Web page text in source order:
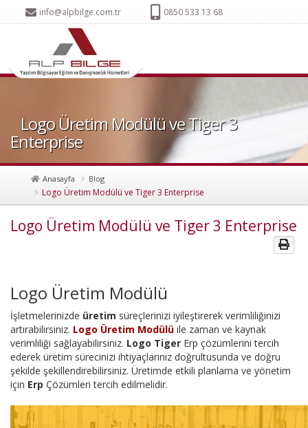
info@alpbilge.com.tr 0850 533 13 68
Logo Üretim Modülü ve Tiger 3
Enterprise
Anasayfa Blog
Logo Üretim Modülü ve Tiger 3 Enterprise
Logo Üretim Modülü ve Tiger 3 Enterprise
Logo Üretim Modülü
İşletmelerinizde üretim süreçlerinizi iyileştirerek verimliliğinizi
artırabilirsiniz. Logo Üretim Modülü ile zaman ve kaynak
verimliliği sağlayabilirsiniz. Logo Tiger Erp çözümlerini tercih
ederek üretim sürecinizi ihtiyaçlarınız doğrultusunda ve doğru
şekilde şekillendirebilirsiniz. Üretimde etkili planlama ve yönetim
için Erp Çözümleri tercih edilmelidir.